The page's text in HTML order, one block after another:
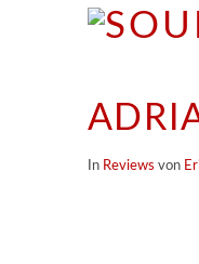
In Reviews von